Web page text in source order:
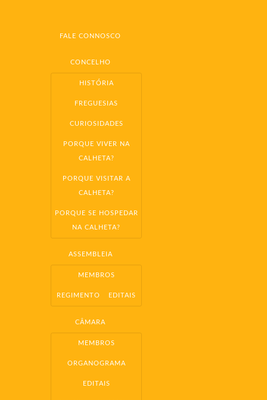
FALE CONNOSCO
CONCELHO
HISTÓRIA
FREGUESIAS
CURIOSIDADES
PORQUE VIVER NA
CALHETA?
PORQUE VISITAR A
CALHETA?
PORQUE SE HOSPEDAR
NA CALHETA?
ASSEMBLEIA
MEMBROS
REGIMENTO EDITAIS
CÂMARA
MEMBROS
ORGANOGRAMA
EDITAIS